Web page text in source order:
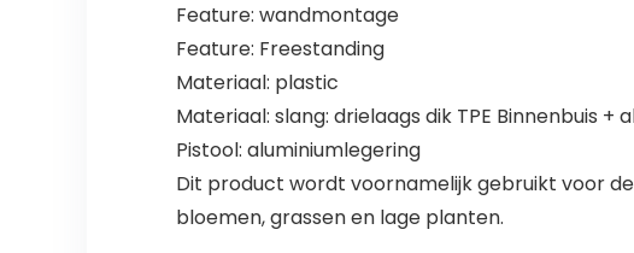
Feature: wandmontage
Feature: Freestanding
Materiaal: plastic
Materiaal: slang: drielaags dik TPE Binnenbuis
Pistool: aluminiumlegering
Dit product wordt voornamelijk gebruikt voor
bloemen, grassen en lage planten.